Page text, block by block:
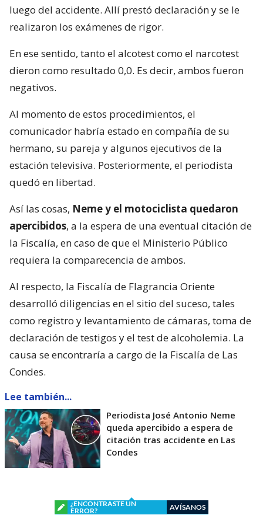
luego del accidente. Allí prestó declaración y se le
realizaron los exámenes de rigor.
En ese sentido, tanto el alcotest como el narcotest
dieron como resultado 0,0. Es decir, ambos fueron
negativos.
Al momento de estos procedimientos, el
comunicador habría estado en compañía de su
hermano, su pareja y algunos ejecutivos de la
estación televisiva. Posteriormente, el periodista
quedó en libertad.
Así las cosas, Neme y el motociclista quedaron
apercibidos, a la espera de una eventual citación de
la Fiscalía, en caso de que el Ministerio Público
requiera la comparecencia de ambos.
Al respecto, la Fiscalía de Flagrancia Oriente
desarrolló diligencias en el sitio del suceso, tales
como registro y levantamiento de cámaras, toma de
declaración de testigos y el test de alcoholemia. La
causa se encontraría a cargo de la Fiscalía de Las
Condes.
Lee también...
Periodista José Antonio Neme
queda apercibido a espera de
citación tras accidente en Las
Condes
¿ENCONTRASTE UN
ERROR?
AVÍSANOS